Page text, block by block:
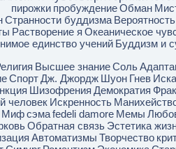
пирожки пробуждение Обман
Странности буддизма Вероятность
Растворение я Океаническое
единство учений Буддизм и
Высшее знаниеСоль
СпортДж. Джордж Шуон Гнев
Шизофрения Демократия
человек Искренность
Мифсэмаfedeli damore Мемы
Обратная связь Эстетика
Автоматизмы Творчество